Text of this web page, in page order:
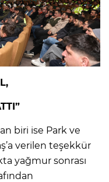
biri ise Park ve
verilen teşekkür
yağmur sonrası